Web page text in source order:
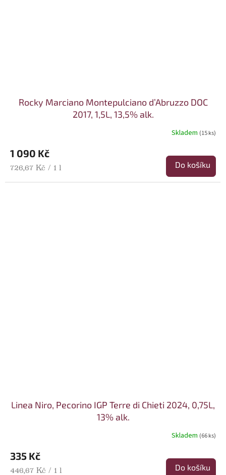
Rocky Marciano Montepulciano d’Abruzzo DOC
2017, 1,5L, 13,5% alk.
Skladem (15 ks)
1 090 Kč
Měrná cena:
726,67 Kč / 1 l Do košíku
Linea Niro, Pecorino IGP Terre di Chieti 2024, 0,75L,
13% alk.
Skladem (66 ks)
335 Kč
Měrná cena:
446,67 Kč / 1 l Do košíku